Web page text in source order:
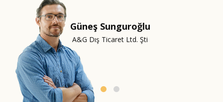
Güneş Sunguroğlu
A&G Dış Ticaret Ltd. Şti